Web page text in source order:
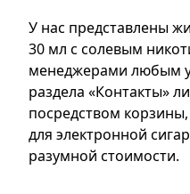
У нас представлены
30 мл с солевым
менеджерами любым
раздела «Контакты»
посредством
для электронной
разумной стоимости.